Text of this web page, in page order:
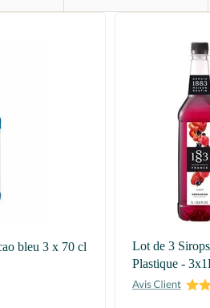
bleu 3 x 70 cl
Lot de 3
Plastique -